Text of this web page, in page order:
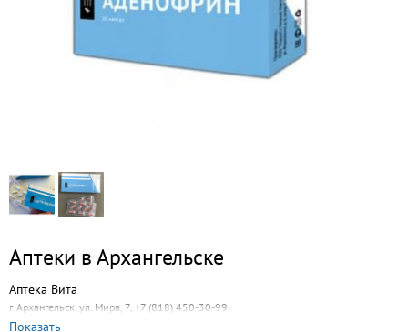
Аптеки в Архангельске
Аптека Вита
г. Архангельск, ул. Мира, 7, +7 (818) 450-30-99
Показать